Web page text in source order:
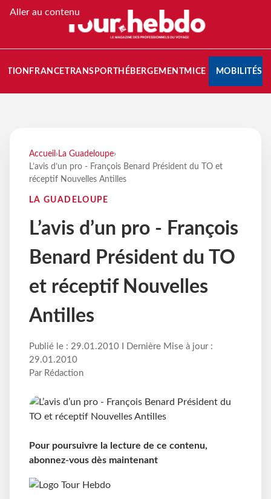
Aller au contenu
FRANCETRANSPORT HÉBERGEMENTMICE MOBILITÉS
Accueil › La Guadeloupe›
L’avis d’un pro - François Benard Président du TO et
réceptif Nouvelles Antilles
LA GUADELOUPE
L’avis d’un pro - François
Benard Président du TO
et réceptif Nouvelles
Antilles
Publié le : 29.01.2010 I Dernière Mise à jour :
29.01.2010
Par Rédaction
Pour poursuivre la lecture de ce contenu,
abonnez-vous dès maintenant